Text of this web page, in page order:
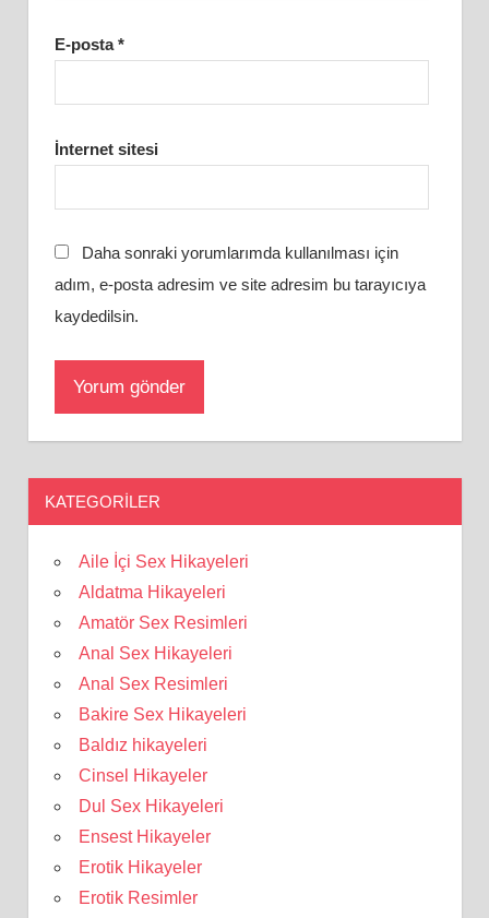
E-posta*
İnternet sitesi
Daha sonraki yorumlarımda kullanılması için
adım, e-posta adresim ve site adresim bu tarayıcıya
kaydedilsin.
KATEGORILER
Aile İçi Sex Hikayeleri
Aldatma Hikayeleri
Amatör Sex Resimleri
Anal Sex Hikayeleri
Anal Sex Resimleri
Bakire Sex Hikayeleri
Baldız hikayeleri
Cinsel Hikayeler
Dul Sex Hikayeleri
Ensest Hikayeler
Erotik Hikayeler
Erotik Resimler